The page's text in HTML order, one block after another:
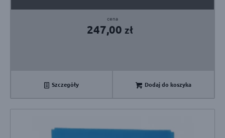
247,00 zł
Dodaj do koszyka
Szczegóły